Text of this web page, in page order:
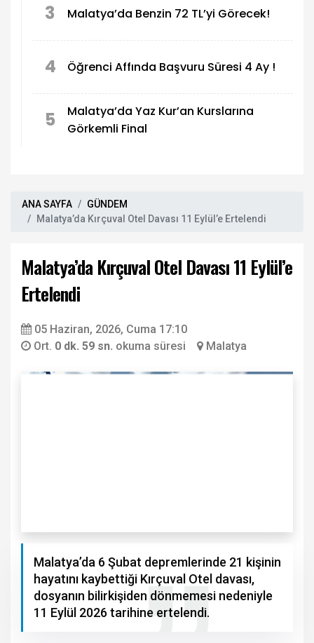
3 Malatya’da Benzin 72 TL’yi Görecek!
4 Öğrenci Affında Başvuru Süresi 4 Ay !
5
Malatya’da Yaz Kur’an Kurslarına
Görkemli Final
ANA SAYFA
GÜNDEM
Malatya’da Kırçuval Otel Davası 11 Eylül’e Ertelendi
Malatya’da Kırçuval Otel Davası 11 Eylül’e
Ertelendi
05 Haziran, 2026, Cuma 17:10
Ort. 0 dk. 59 sn. okuma süresi Malatya
Malatya’da 6 Şubat depremlerinde 21 kişinin
hayatını kaybettiği Kırçuval Otel davası,
dosyanın bilirkişiden dönmemesi nedeniyle
11 Eylül 2026 tarihine ertelendi.